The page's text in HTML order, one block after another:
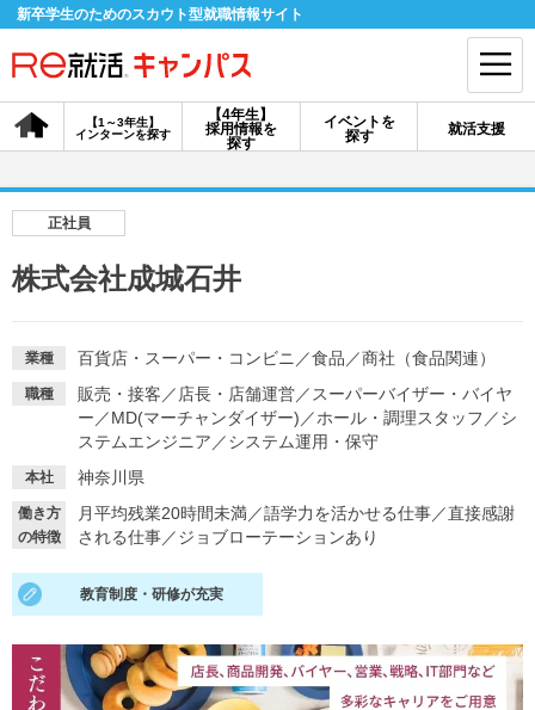
新卒学生のためのスカウト型就職情報サイト
【4年生】
採用情報を
探す
【1～3年生】
インターンを探す
イベントを
探す
就活支援
会員登録 ログイン
採用情報を探す
説明会を探す
インターンを探す
イベントを探す スカウト
就活ノウハウ・サポート
就活支援
適職診断
あなたに合う仕事を診断！
就活チャンネル
動画で対策講座をチェック
正社員
株式会社成城石井
業種 百貨店・スーパー・コンビニ ／食品 ／商社（食品関連）
職種 販売・接客 ／ 店長・店舗運営／ スーパーバイザー・バイヤ
ー ／MD(マーチャンダイザー) ／ホール・調理スタッフ ／シ
ステムエンジニア ／システム運用・保守
本社 神奈川県
働き方
の特徴
月平均残業20時間未満／語学力を活かせる仕事／直接感謝
される仕事／ジョブローテーションあり
教育制度・研修が充実